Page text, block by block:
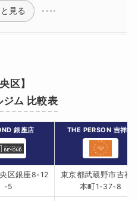
見る
区】
ジム 比較表
銀座店 THE PERSON 吉祥寺
区銀座8-12
-5
東京都武蔵野市吉祥
本町1-37-8